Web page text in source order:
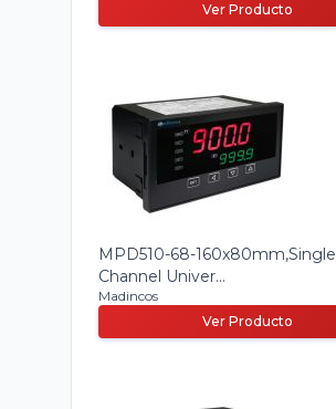
Ver Producto
MPD510-68-160x80mm,Single
Channel Univer...
Madincos
Ver Producto